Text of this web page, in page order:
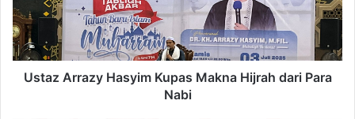
Hijrah
dari
Para
Nabi
Ustaz Arrazy Hasyim Kupas Makna Hijrah dari Para
Nabi